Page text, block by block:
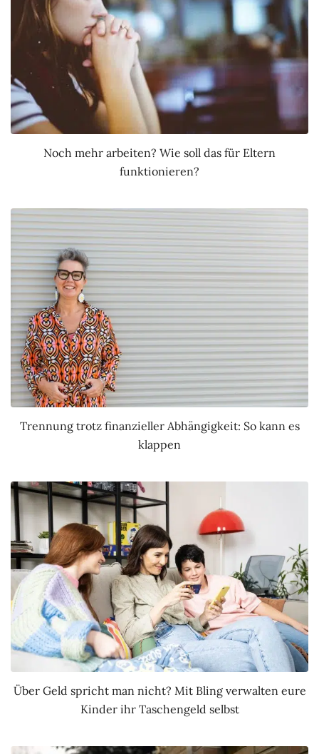
Noch mehr arbeiten? Wie soll das für Eltern
funktionieren?
Trennung trotz finanzieller Abhängigkeit: So kann es
klappen
Über Geld spricht man nicht? Mit Bling verwalten eure
Kinder ihr Taschengeld selbst